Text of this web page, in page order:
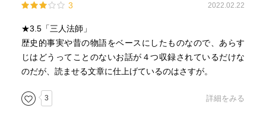
3 2022.02.22
★3.5「三人法師」
歴史的事実や昔の物語をベースにしたものなので、あらす
じはどうってことのないお話が４つ収録されているだけな
のだが、読ませる文章に仕上げているのはさすが。
3 詳細をみる